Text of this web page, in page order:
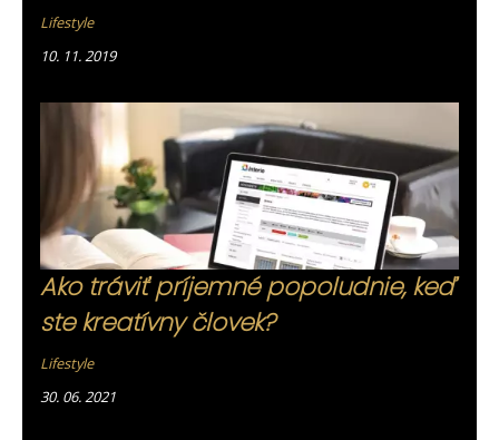
Lifestyle
10. 11. 2019
Ako tráviť príjemné popoludnie, keď
ste kreatívny človek?
Lifestyle
30. 06. 2021